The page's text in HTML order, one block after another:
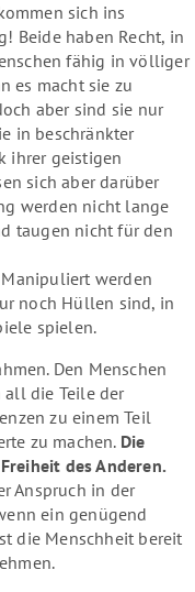
sich ins
Beide haben Recht, in
fähig in völliger
es macht sie zu
aber sind sie nur
in beschränkter
ihrer geistigen
sich aber darüber
werden nicht lange
taugen nicht für den
werden
noch Hüllen sind, in
spielen.
Den Menschen
all die Teile der
zu einem Teil
zu machen. Die
des Anderen.
Anspruch in der
ein genügend
die Menschheit bereit